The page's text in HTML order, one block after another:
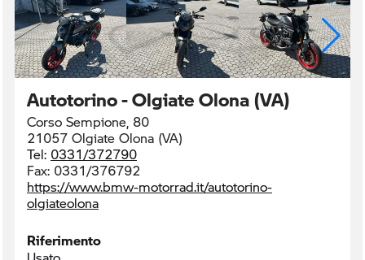
Autotorino - Olgiate Olona (VA)
Corso Sempione, 80
21057 Olgiate Olona (VA)
Tel: 0331/372790
Fax: 0331/376792
https://www.bmw-motorrad.it/autotorino-
olgiateolona
Riferimento